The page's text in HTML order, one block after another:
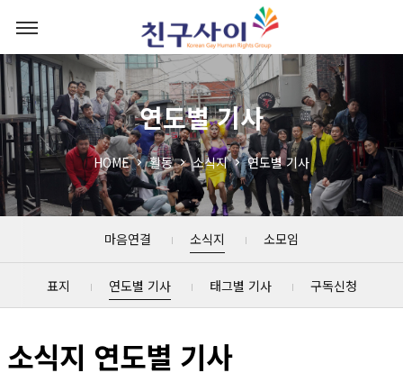
연도별 기사
HOME 활동 소식지 연도별 기사
마음연결 소식지 소모임
표지 연도별 기사 태그별 기사 구독신청
소식지 연도별 기사